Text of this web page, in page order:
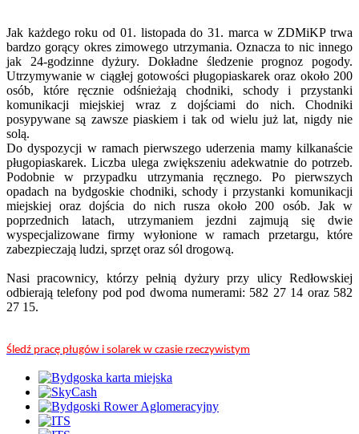
Jak każdego roku od 01. listopada do 31. marca w ZDMiKP trwa
bardzo gorący okres zimowego utrzymania. Oznacza to nic innego
jak 24-godzinne dyżury. Dokładne śledzenie prognoz pogody.
Utrzymywanie w ciągłej gotowości pługopiaskarek oraz około 200
osób, które ręcznie odśnieżają chodniki, schody i przystanki
komunikacji miejskiej wraz z dojściami do nich. Chodniki
posypywane są zawsze piaskiem i tak od wielu już lat, nigdy nie
solą.
Do dyspozycji w ramach pierwszego uderzenia mamy kilkanaście
pługopiaskarek. Liczba ulega zwiększeniu adekwatnie do potrzeb.
Podobnie w przypadku utrzymania ręcznego. Po pierwszych
opadach na bydgoskie chodniki, schody i przystanki komunikacji
miejskiej oraz dojścia do nich rusza około 200 osób. Jak w
poprzednich latach, utrzymaniem jezdni zajmują się dwie
wyspecjalizowane firmy wyłonione w ramach przetargu, które
zabezpieczają ludzi, sprzęt oraz sól drogową.
Nasi pracownicy, którzy pełnią dyżury przy ulicy Redłowskiej
odbierają telefony pod pod dwoma numerami: 582 27 14 oraz 582
27 15.
Śledź pracę pługów i solarek w czasie rzeczywistym